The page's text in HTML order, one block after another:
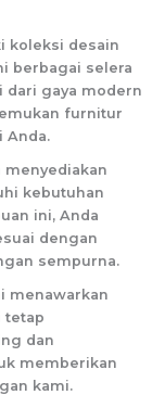
koleksi desain
berbagai selera
dari gaya modern
furnitur
Anda.
menyediakan
kebutuhan
ini, Anda
dengan
sempurna.
menawarkan
tetap
dan
memberikan
kami.